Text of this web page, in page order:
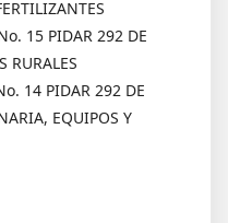
15 PIDAR 292 DE
RURALES
14 PIDAR 292 DE
EQUIPOS Y